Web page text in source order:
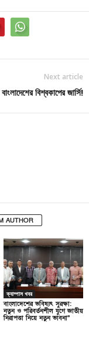
Next article
বিশ্বকাপের জার্সি!
AUTHOR
ক্যাম্পাস খবর
বাংলাদেশের ভবিষ্যৎ সুরক্ষা:
নতুন ও পরিবর্তনশীল যুগে জাতীয়
নিরাপত্তা নিয়ে নতুন ভাবনা”